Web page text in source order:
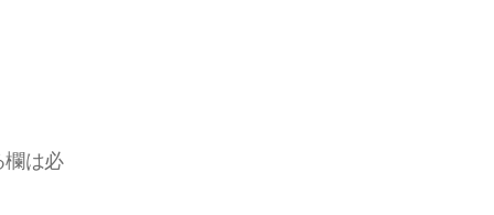
は必